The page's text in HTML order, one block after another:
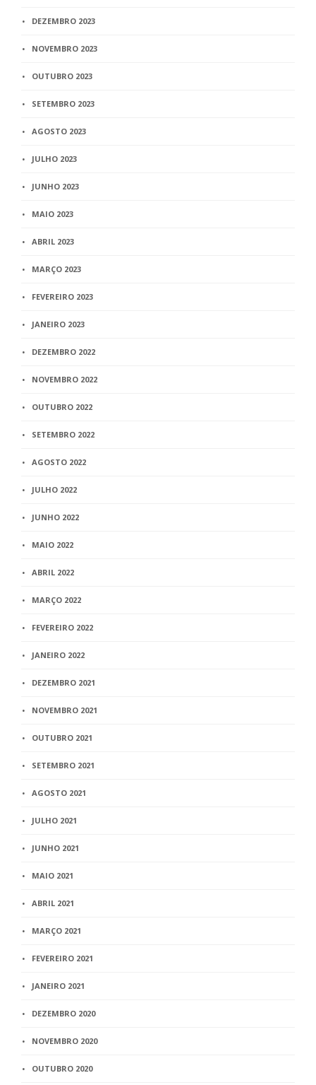
DEZEMBRO 2023
NOVEMBRO 2023
OUTUBRO 2023
SETEMBRO 2023
AGOSTO 2023
JULHO 2023
JUNHO 2023
MAIO 2023
ABRIL 2023
MARÇO 2023
FEVEREIRO 2023
JANEIRO 2023
DEZEMBRO 2022
NOVEMBRO 2022
OUTUBRO 2022
SETEMBRO 2022
AGOSTO 2022
JULHO 2022
JUNHO 2022
MAIO 2022
ABRIL 2022
MARÇO 2022
FEVEREIRO 2022
JANEIRO 2022
DEZEMBRO 2021
NOVEMBRO 2021
OUTUBRO 2021
SETEMBRO 2021
AGOSTO 2021
JULHO 2021
JUNHO 2021
MAIO 2021
ABRIL 2021
MARÇO 2021
FEVEREIRO 2021
JANEIRO 2021
DEZEMBRO 2020
NOVEMBRO 2020
OUTUBRO 2020